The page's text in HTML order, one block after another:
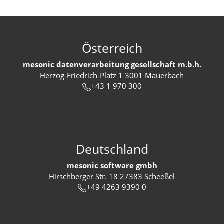
Österreich
mesonic datenverarbeitung gesellschaft m.b.h.
Herzog-Friedrich-Platz 1 3001 Mauerbach
+43 1 970 300
Deutschland
mesonic software gmbh
Hirschberger Str. 18 27383 Scheeßel
+49 4263 9390 0